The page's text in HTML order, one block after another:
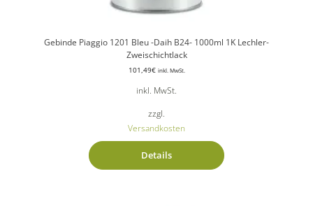
Gebinde Piaggio 1201 Bleu -Daih B24- 1000ml 1K Lechler-
Zweischichtlack
101,49€ inkl. MwSt.
inkl. MwSt.
zzgl.
Versandkosten
Details